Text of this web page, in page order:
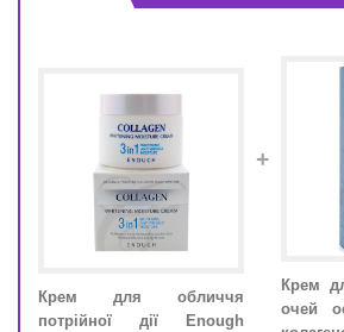
Крем для обличчя
потрійної дії Enough
+
Крем
очей